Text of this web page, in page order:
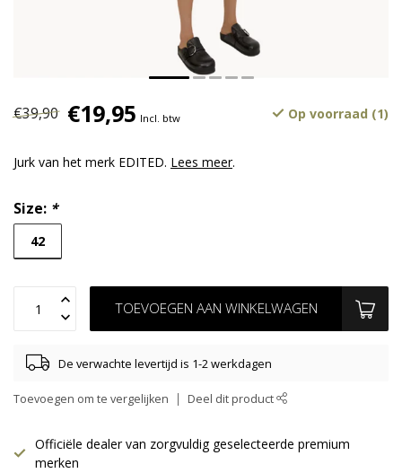
€39,90 €19,95 Incl. btw Op voorraad (1)
Jurk van het merk EDITED. Lees meer.
Size: *
42
TOEVOEGEN AAN WINKELWAGEN
De verwachte levertijd is 1-2 werkdagen
Toevoegen om te vergelijken Deel dit product
Officiële dealer van zorgvuldig geselecteerde premium
merken